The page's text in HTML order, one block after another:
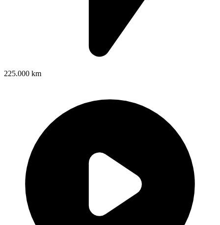
225.000 km